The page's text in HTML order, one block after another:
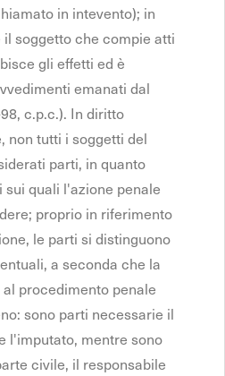
in intevento); in
soggetto che compie atti
gli effetti ed è
emanati dal
c.p.c.). In diritto
non tutti i soggetti del
parti, in quanto
quali l'azione penale
proprio in riferimento
le parti si distinguono
a seconda che la
procedimento penale
sono parti necessarie il
l'imputato, mentre sono
civile, il responsabile